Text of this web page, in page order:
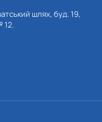
шлях, буд. 19,
12.